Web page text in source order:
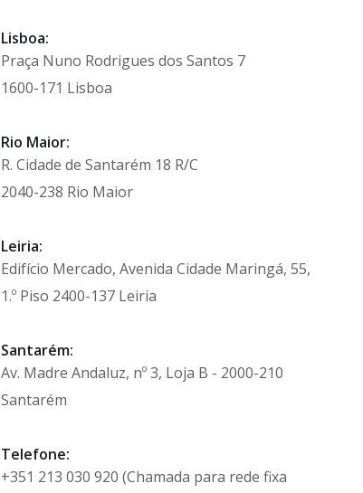
Lisboa:
Praça Nuno Rodrigues dos Santos 7
1600-171 Lisboa
Rio Maior:
R. Cidade de Santarém 18 R/C
2040-238 Rio Maior
Leiria:
Edifício Mercado, Avenida Cidade Maringá, 55,
1.º Piso 2400-137 Leiria
Santarém:
Av. Madre Andaluz, nº 3, Loja B - 2000-210
Santarém
Telefone:
+351 213 030 920 (Chamada para rede fixa